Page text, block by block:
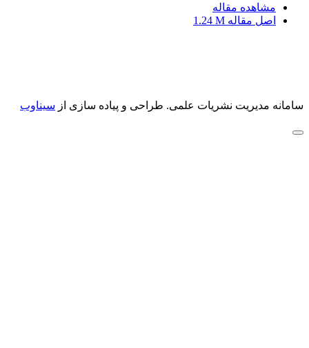
مشاهده مقاله
اصل مقاله 1.24 M
سامانه مدیریت نشریات علمی. طراحی و پیاده سازی از سیناوب